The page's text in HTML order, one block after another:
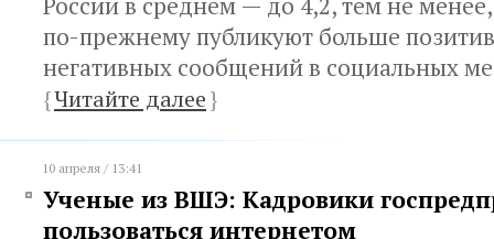
по-прежнему публикуют больше
негативных сообщений в социальных
{Читайте далее}
10 апреля / 13:41
Ученые из ВШЭ: Кадровики
пользоваться интернетом